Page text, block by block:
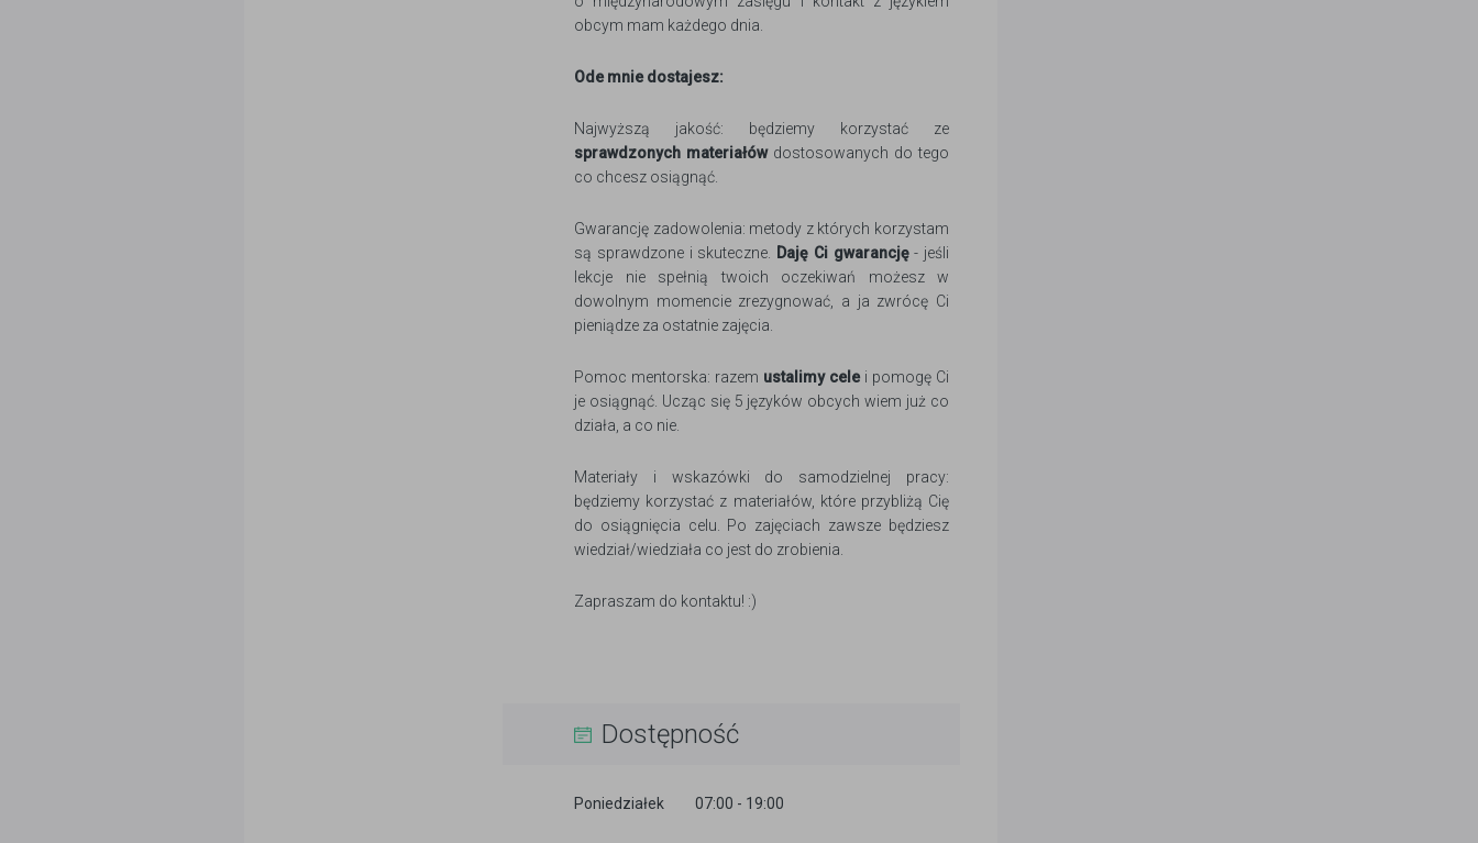
obcym mam każdego dnia.
Ode mnie dostajesz:
Najwyższą jakość: będziemy korzystać ze
sprawdzonych materiałówdostosowanych do tego
co chcesz osiągnąć.
Gwarancję zadowolenia: metody z których korzystam
są sprawdzone i skuteczne.
Daję Ci gwarancję- jeśli
lekcje nie spełnią twoich oczekiwań możesz w
dowolnym momencie zrezygnować, a ja zwrócę Ci
pieniądze za ostatnie zajęcia.
Pomoc mentorska: razem ustalimy celei pomogę Ci
je osiągnąć. Ucząc się 5 języków obcych wiem już co
działa, a co nie.
Materiały i wskazówki do samodzielnej pracy:
będziemy korzystać z materiałów, które przybliżą Cię
do osiągnięcia celu. Po zajęciach zawsze będziesz
wiedział/wiedziała co jest do zrobienia.
Zapraszam do kontaktu! :)
Dostępność
Poniedziałek 07:00 - 19:00